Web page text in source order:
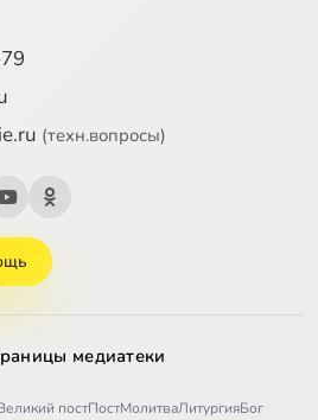
(техн.вопросы)
медиатеки
постПостМолитваЛитургияБог